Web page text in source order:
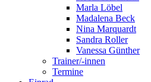
Marla Löbel
Madalena Beck
Nina Marquardt
Sandra Roller
Vanessa Günther
Trainer/-innen
Termine